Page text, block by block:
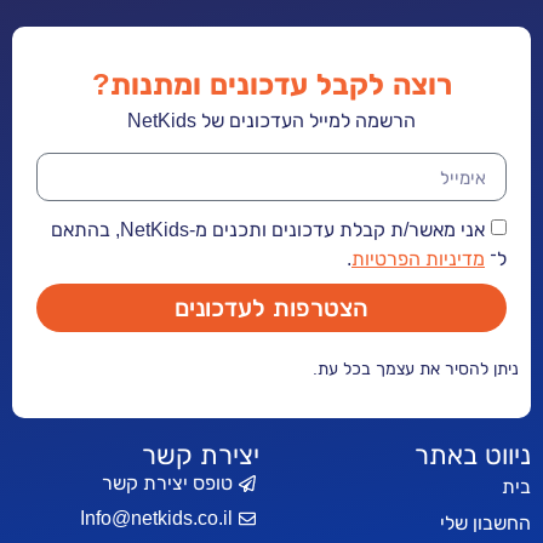
ניווט באתר
בית
החשבון שלי
רוצה לקבל עדכונים ומתנות?
הרשמה למייל העדכונים של NetKids
אני מאשר/ת קבלת עדכונים ותכנים מ-NetKids, בהתאם
ל־ מדיניות הפרטיות.
הצטרפות לעדכונים
ניתן להסיר את עצמך בכל עת.
יצירת קשר
טופס יצירת קשר
Info@netkids.co.il